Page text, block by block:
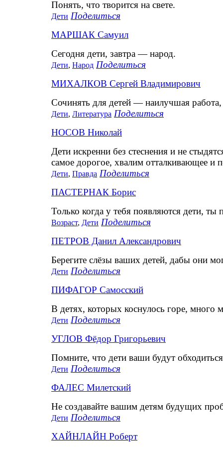
Понять, что творится на свете.
Дети Поделиться
МАРШАК Самуил
Сегодня дети, завтра — народ.
Дети, Народ Поделиться
МИХАЛКОВ Сергей Владимирович
Сочинять для детей — наилучшая работа,
Дети, Литература Поделиться
НОСОВ Николай
Дети искренни без стеснения и не
самое дорогое, хвалим отталкивающее и
Дети, Правда Поделиться
ПАСТЕРНАК Борис
Только когда у тебя появляются дети,
Возраст, Дети Поделиться
ПЕТРОВ Данил Александрович
Берегите слёзы ваших детей, дабы они
Дети Поделиться
ПИФАГОР Самосский
В детях, которых коснулось горе, много
Дети Поделиться
УГЛОВ Фёдор Григорьевич
Помните, что дети ваши будут
Дети Поделиться
ФАЛЕС Милетский
Не создавайте вашим детям будущих
Дети Поделиться
ХАЙНЛАЙН Роберт